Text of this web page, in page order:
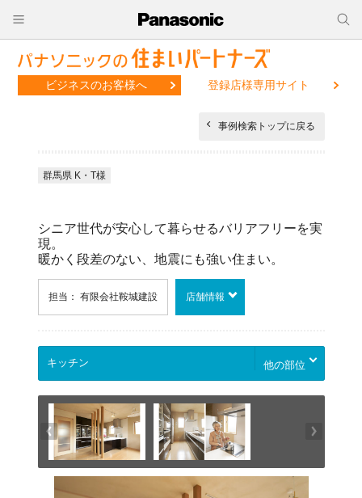
ビジネスのお客様へ 登録店様専用サイト
事例検索トップに戻る
群馬県 K・T様
シニア世代が安心して暮らせるバリアフリーを実
現。
暖かく段差のない、地震にも強い住まい。
担当： 有限会社鞍城建設 店舗情報
他の部位